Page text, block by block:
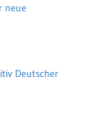
neue
Deutscher